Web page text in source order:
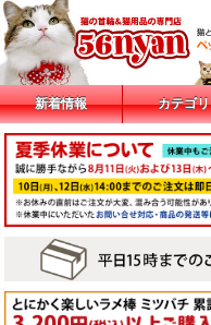
新着情報 カテゴリ